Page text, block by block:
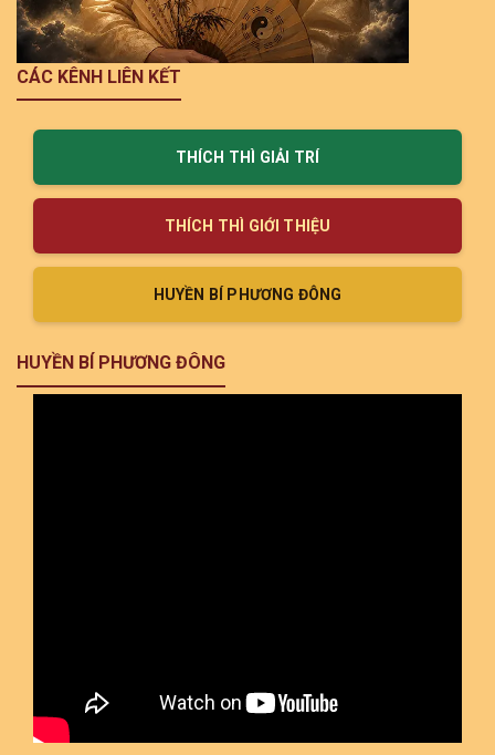
CÁC KÊNH LIÊN KẾT
THÍCH THÌ GIẢI TRÍ
THÍCH THÌ GIỚI THIỆU
HUYỀN BÍ PHƯƠNG ĐÔNG
HUYỀN BÍ PHƯƠNG ĐÔNG